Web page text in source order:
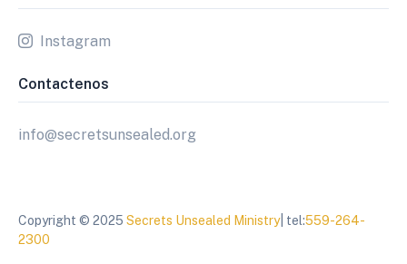
Instagram
Contactenos
info@secretsunsealed.org
Copyright © 2025 Secrets Unsealed Ministry| tel:559-264-
2300